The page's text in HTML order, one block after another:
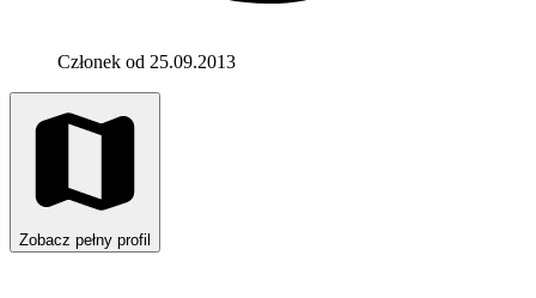
Członek od 25.09.2013
Zobacz pełny profil